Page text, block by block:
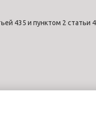
435 и пунктом 2 статьи